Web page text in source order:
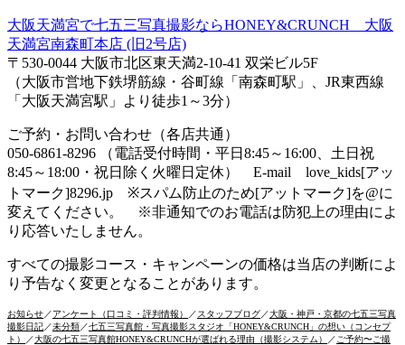
大阪天満宮で七五三写真撮影ならHONEY&CRUNCH 大阪
天満宮南森町本店 (旧2号店)
〒530-0044 大阪市北区東天満2-10-41 双栄ビル5F
（大阪市営地下鉄堺筋線・谷町線「南森町駅」、JR東西線
「大阪天満宮駅」より徒歩1～3分）
ご予約・お問い合わせ（各店共通）
050-6861-8296 （電話受付時間・平日8:45～16:00、土日祝
8:45～18:00・祝日除く火曜日定休） E-mail love_kids[アッ
トマーク]8296.jp ※スパム防止のため[アットマーク]を@に
変えてください。 ※非通知でのお電話は防犯上の理由によ
り応答いたしません。
すべての撮影コース・キャンペーンの価格は当店の判断によ
り予告なく変更となることがあります。
お知らせ／アンケート（口コミ・評判情報） ／スタッフブログ／大阪・神戸・京都の七五三写真
撮影日記／未分類／七五三写真館・写真撮影スタジオ「HONEY&CRUNCH」の想い（コンセプ
ト）
／大阪の七五三写真館HONEY&CRUNCHが選ばれる理由（撮影システム） ／ ご予約〜ご撮